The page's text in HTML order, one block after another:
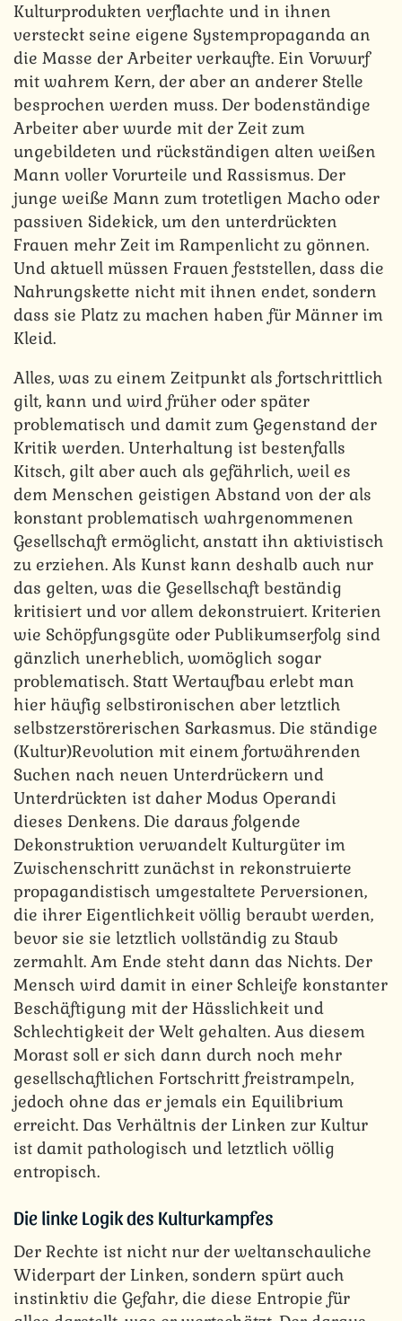
Kulturprodukten verflachte und in ihnen
versteckt seine eigene Systempropaganda an
die Masse der Arbeiter verkaufte. Ein Vorwurf
mit wahrem Kern, der aber an anderer Stelle
besprochen werden muss. Der bodenständige
Arbeiter aber wurde mit der Zeit zum
ungebildeten und rückständigen alten weißen
Mann voller Vorurteile und Rassismus. Der
junge weiße Mann zum trotetligen Macho oder
passiven Sidekick, um den unterdrückten
Frauen mehr Zeit im Rampenlicht zu gönnen.
Und aktuell müssen Frauen feststellen, dass die
Nahrungskette nicht mit ihnen endet, sondern
dass sie Platz zu machen haben für Männer im
Kleid.
Alles, was zu einem Zeitpunkt als fortschrittlich
gilt, kann und wird früher oder später
problematisch und damit zum Gegenstand der
Kritik werden. Unterhaltung ist bestenfalls
Kitsch, gilt aber auch als gefährlich, weil es
dem Menschen geistigen Abstand von der als
konstant problematisch wahrgenommenen
Gesellschaft ermöglicht, anstatt ihn aktivistisch
zu erziehen. Als Kunst kann deshalb auch nur
das gelten, was die Gesellschaft beständig
kritisiert und vor allem dekonstruiert. Kriterien
wie Schöpfungsgüte oder Publikumserfolg sind
gänzlich unerheblich, womöglich sogar
problematisch. Statt Wertaufbau erlebt man
hier häufig selbstironischen aber letztlich
selbstzerstörerischen Sarkasmus. Die ständige
(Kultur)Revolution mit einem fortwährenden
Suchen nach neuen Unterdrückern und
Unterdrückten ist daher Modus Operandi
dieses Denkens. Die daraus folgende
Dekonstruktion verwandelt Kulturgüter im
Zwischenschritt zunächst in rekonstruierte
propagandistisch umgestaltete Perversionen,
die ihrer Eigentlichkeit völlig beraubt werden,
bevor sie sie letztlich vollständig zu Staub
zermahlt. Am Ende steht dann das Nichts. Der
Mensch wird damit in einer Schleife konstanter
Beschäftigung mit der Hässlichkeit und
Schlechtigkeit der Welt gehalten. Aus diesem
Morast soll er sich dann durch noch mehr
gesellschaftlichen Fortschritt freistrampeln,
jedoch ohne das er jemals ein Equilibrium
erreicht. Das Verhältnis der Linken zur Kultur
ist damit pathologisch und letztlich völlig
entropisch.
Die linke Logik des Kulturkampfes
Der Rechte ist nicht nur der weltanschauliche
Widerpart der Linken, sondern spürt auch
instinktiv die Gefahr, die diese Entropie für